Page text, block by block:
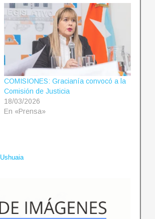
COMISIONES: Gracianía convocó a la
Comisión de Justicia
18/03/2026
En «Prensa»
Ushuaia